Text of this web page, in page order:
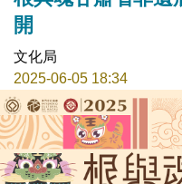
開
文化局
2025-06-05 18:34